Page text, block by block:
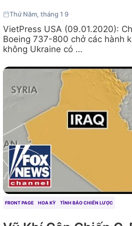
Thứ Năm, tháng 1 9
VietPress USA (09.01.2020):
Boeing 737-800 chở các hành
không Ukraine có …
FRONT PAGE HOA KỲ TÌNH BÁO CHIẾN LƯỢC